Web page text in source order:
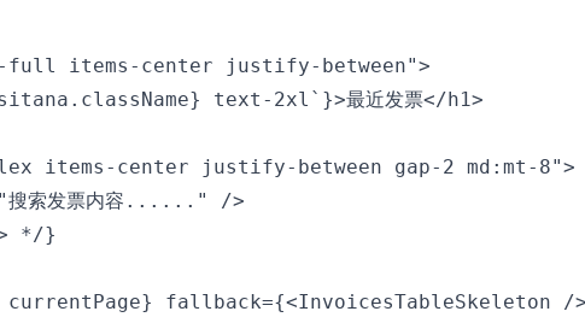
items-center justify-between">
text-2xl`}>最近发票</h1>
items-center justify-between gap-2 md:mt-8">
发票内容......" />
*/}
fallback={<InvoicesTableSkeleton /